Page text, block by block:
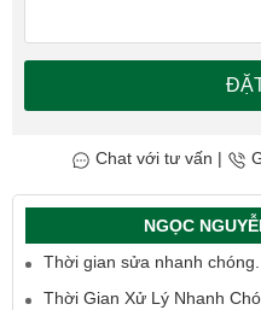
Chat với tư vấn |
NGỌC
Thời gian sửa nhanh chóng.
Thời Gian Xử Lý Nhanh